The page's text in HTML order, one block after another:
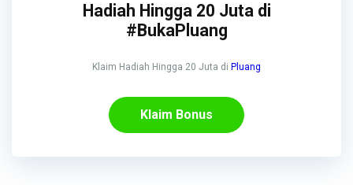
Hadiah Hingga 20 Juta di
#BukaPluang
Klaim Hadiah Hingga 20 Juta di Pluang
Klaim Bonus